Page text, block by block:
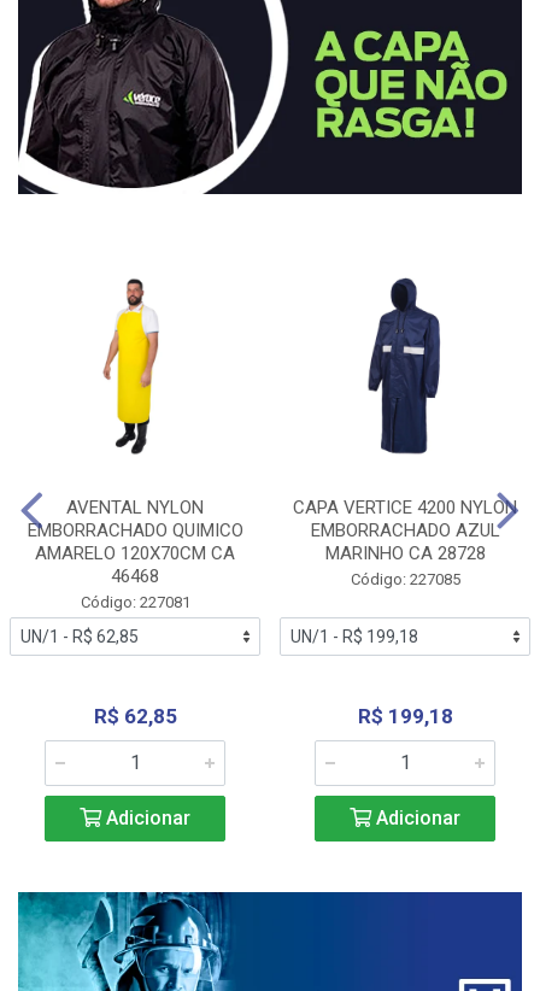
AVENTAL NYLON
EMBORRACHADO QUIMICO
AMARELO 120X70CM CA
46468
Código: 227081
R$ 62,85
Adicionar
CAPA VERTICE 4200 NYLON
EMBORRACHADO AZUL
MARINHO CA 28728
Código: 227085
R$ 199,18
Adicionar